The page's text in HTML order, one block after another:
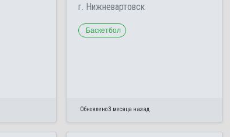
г. Нижневартовск
Баскетбол
Обновлено 3 месяца назад